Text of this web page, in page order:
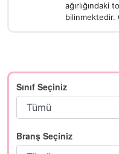
ağırlığındaki
bilinmektedir.
Sınıf Seçiniz
Branş Seçiniz